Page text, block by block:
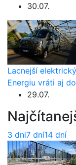
30.07.
Lacnejší
Energiu vráti aj
29.07.
3 dni7 dní14 dní